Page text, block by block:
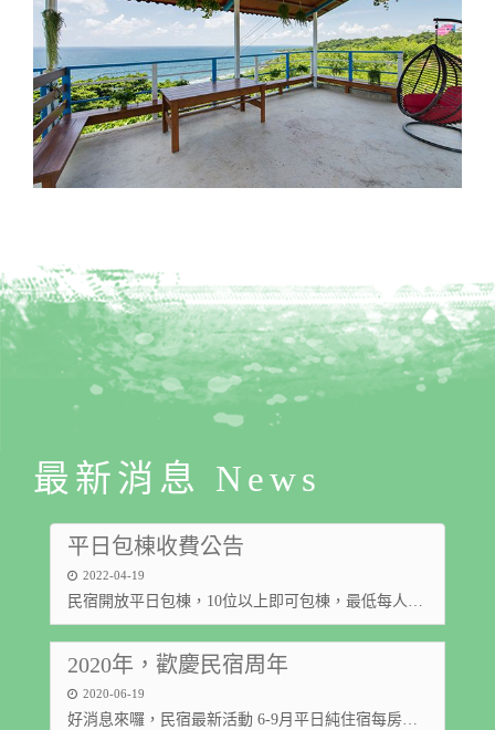
最新消息 News
平日包棟收費公告
2022-04-19
民宿開放平日包棟，10位以上即可包棟，最低每人套裝1800元起。 入住房型以入住人數床位為準，
2020年，歡慶民宿周年
2020-06-19
好消息來囉，民宿最新活動 6-9月平日純住宿每房可以折扣1000/一晚。請大家告訴大家